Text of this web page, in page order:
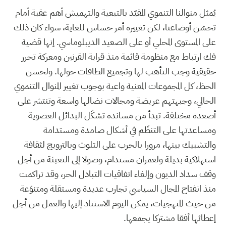
يُمثل منوالنا التنموي المقيّد بالتبعية والتهميش أهم عقبة أمام
تحسّن أوضاعنا، لكن تغييره أمر حساس للغاية، سواء كان ذلك
على المستوى المحلي أو على الصعيد الديبلوماسي. إنها قضية
فك ارتباط مع منظومة قائمة منذ قرابة القرنين ومعركة تحرر
حقيقية وجب التأهب لها وتجميع الطاقات حولها. ولحسن
الحظ، كل المجموعات المعنية واعية بوجوب تغيير المنوال التنموي
الحالي، وجبهتهم عريضة ومجالات نضالها واسعة وتنتشر على
أصعدة مختلفة. تبدأ من مساندة تشكّل البدائل العضوية
ومساعدتها على التنظّم في أشكال صامدة ومستدامة
والتشبيك بينها، مرورا بالحرب على التلوث وبالترويج لثقافة
استهلاكية بديلة ولعمران مستدام، وصولا إلى التعبئة من أجل
وقف سداد الديون وإلغاء اتفاقيات التبادل الحر، وقد تراكمت
منذ انفتاح المجال السياسي تجارب عديدة ومستقلة ومتنوّعة
من حيث المنهجيات، يمكن اليوم الاستناد إليها والعمل من أجل
إعطائها أفقا مشتركا يجمعها.